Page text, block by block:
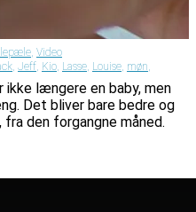
, Video
, Jeff, Kio, Lasse, Louise, møn,
ikke længere en baby, men
Det bliver bare bedre og
fra den forgangne måned.